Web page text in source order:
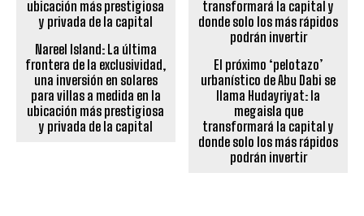
Nareel Island: La última
frontera de la exclusividad,
una inversión en solares
para villas a medida en la
ubicación más prestigiosa
y privada de la capital
El próximo ‘pelotazo’
urbanístico de Abu Dabi se
llama Hudayriyat: la
megaisla que
transformará la capital y
donde solo los más rápidos
podrán invertir